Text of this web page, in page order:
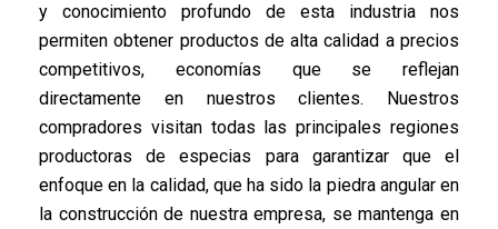
y conocimiento profundo de esta industria nos
permiten obtener productos de alta calidad a precios
competitivos, economías que se reflejan
directamente en nuestros clientes. Nuestros
compradores visitan todas las principales regiones
productoras de especias para garantizar que el
enfoque en la calidad, que ha sido la piedra angular en
la construcción de nuestra empresa, se mantenga en